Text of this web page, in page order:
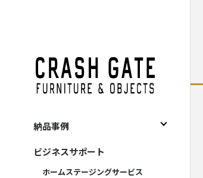
CRASH GATE
納品事例
すべて
住宅関連
ビジネスサポート
ホームステージングサービス